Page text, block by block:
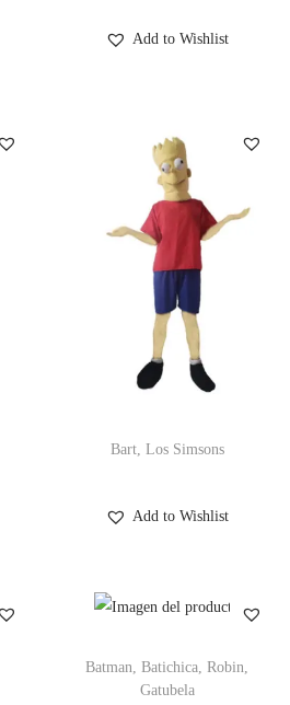
Add to Wishlist
Bart, Los Simsons
Add to Wishlist
Batman, Batichica, Robin,
Gatubela